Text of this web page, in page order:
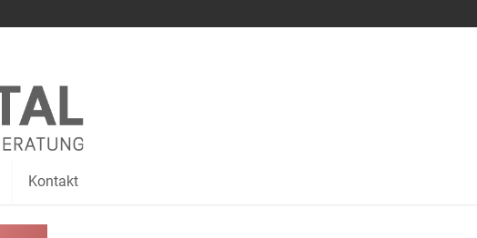
Kontakt